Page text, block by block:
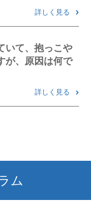
詳しく見る
いて、抱っこや
が、原因は何で
詳しく見る
ム